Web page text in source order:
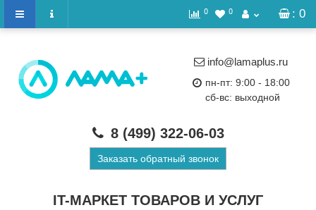
: 0
0 0
IT-МАРКЕТ ТОВАРОВ И УСЛУГ
info@lamaplus.ru
пн-пт: 9:00 - 18:00
сб-вс: выходной
8 (499) 322-06-03
Заказать обратный звонок